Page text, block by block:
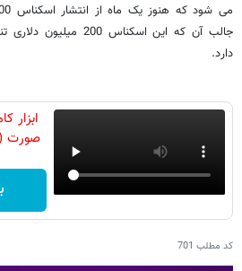
دارد.
ابزار
صورت
کد مطلب 701